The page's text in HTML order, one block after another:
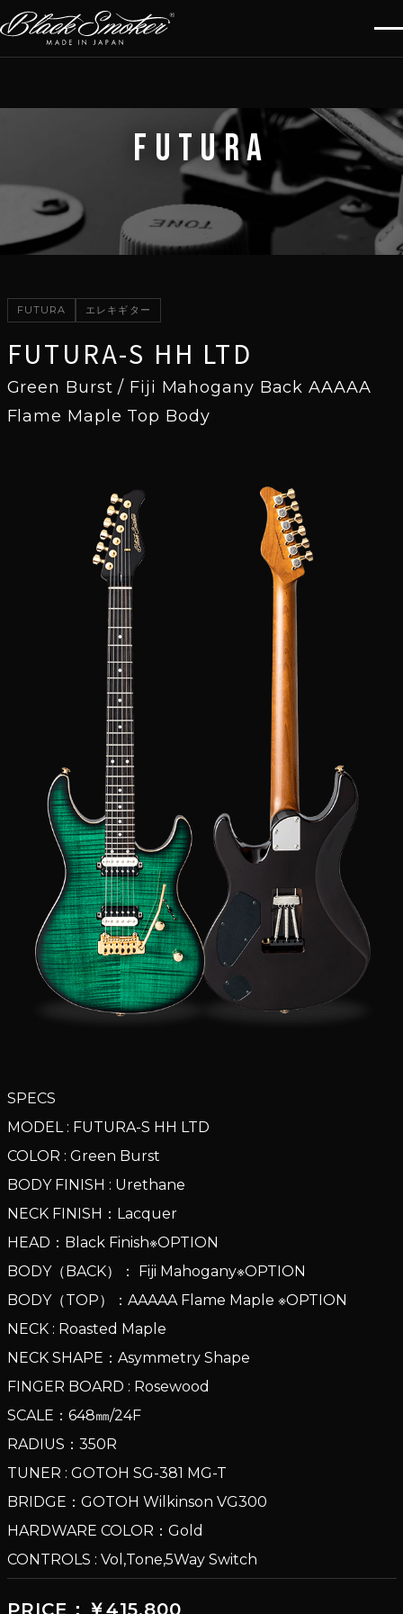
FUTURA
FUTURA エレキギター
FUTURA-S HH LTD
Green Burst / Fiji Mahogany Back AAAAA
Flame Maple Top Body
SPECS
MODEL : FUTURA-S HH LTD
COLOR : Green Burst
BODY FINISH : Urethane
NECK FINISH：Lacquer
HEAD：Black Finish※OPTION
BODY（BACK）： Fiji Mahogany※OPTION
BODY（TOP）：AAAAA Flame Maple ※OPTION
NECK : Roasted Maple
NECK SHAPE：Asymmetry Shape
FINGER BOARD : Rosewood
SCALE：648㎜/24F
RADIUS：350R
TUNER : GOTOH SG-381 MG-T
BRIDGE：GOTOH Wilkinson VG300
HARDWARE COLOR：Gold
CONTROLS : Vol,Tone,5Way Switch
PRICE：￥415,800